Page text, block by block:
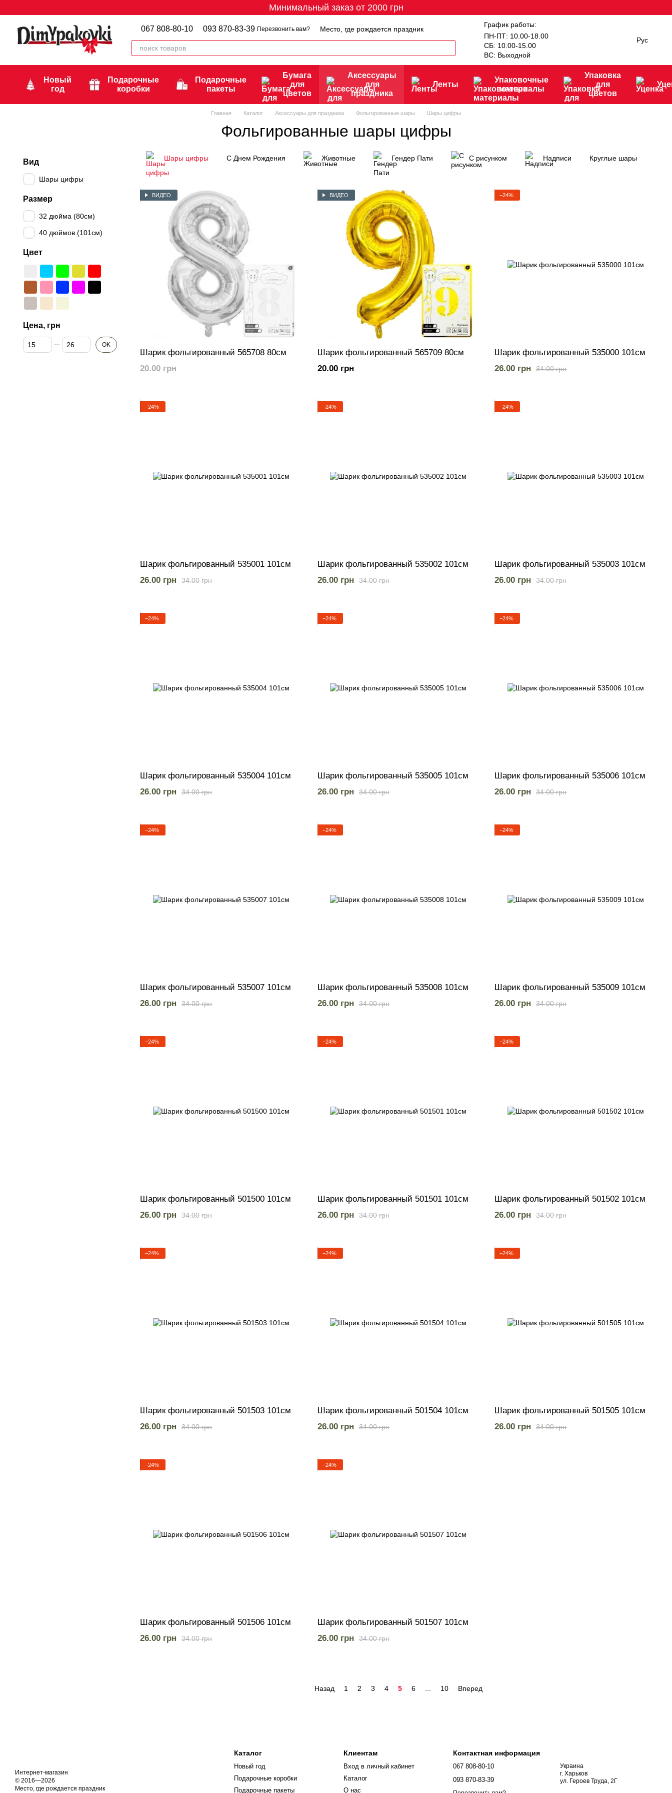
Минимальный заказ от 2000 грн
067 808-80-10 093 870-83-39 Перезвонить вам? Место, где рождается праздник
График работы:
ПН-ПТ: 10.00-18.00
СБ: 10.00-15.00
ВС: Выходной
Рус
Новый
год
Подарочные
коробки
Подарочные
пакеты
Бумага
для
цветов
Аксессуары
для
праздника
Ленты
Упаковочные
материалы
Упаковка
для
цветов
Главная Каталог Аксессуары для праздника Фольгированные шары Шары цифры
Фольгированные шары цифры
Шары цифры С Днем Рождения Животные Гендер Пати С рисунком Надписи Круглые шары
ВИДЕО
Шарик фольгированный 565708 80см
20.00 грн
ВИДЕО
Шарик фольгированный 565709 80см
20.00 грн
−24%
Шарик фольгированный 535000 101см
34.00 грн
26.00 грн
−24%
Шарик фольгированный 535001 101см
34.00 грн
26.00 грн
−24%
Шарик фольгированный 535002 101см
34.00 грн
26.00 грн
−24%
Шарик фольгированный 535003 101см
34.00 грн
26.00 грн
−24%
Шарик фольгированный 535004 101см
34.00 грн
26.00 грн
−24%
Шарик фольгированный 535005 101см
34.00 грн
26.00 грн
−24%
Шарик фольгированный 535006 101см
34.00 грн
26.00 грн
−24%
Шарик фольгированный 535007 101см
34.00 грн
26.00 грн
−24%
Шарик фольгированный 535008 101см
34.00 грн
26.00 грн
−24%
Шарик фольгированный 535009 101см
34.00 грн
26.00 грн
−24%
Шарик фольгированный 501500 101см
34.00 грн
26.00 грн
−24%
Шарик фольгированный 501501 101см
34.00 грн
26.00 грн
−24%
Шарик фольгированный 501502 101см
34.00 грн
26.00 грн
−24%
Шарик фольгированный 501503 101см
34.00 грн
26.00 грн
−24%
Шарик фольгированный 501504 101см
34.00 грн
26.00 грн
−24%
Шарик фольгированный 501505 101см
34.00 грн
26.00 грн
−24%
Шарик фольгированный 501506 101см
34.00 грн
26.00 грн
−24%
Шарик фольгированный 501507 101см
34.00 грн
26.00 грн
Назад 1 2 3 4 5 6 10 Вперед
Вид
Шары цифры
Размер
32 дюйма (80см)
40 дюймов (101см)
Цвет
Цена, грн
От Цена, грн
До Цена, грн OK
Интернет-магазин
© 2016—2026
Место, где рождается праздник
Каталог
Новый год
Подарочные коробки
Подарочные пакеты
Клиентам
Вход в личный кабинет
Каталог
О нас
Контактная информация
067 808-80-10
093 870-83-39
Украина
г. Харьков
ул. Героев Труда, 2Г